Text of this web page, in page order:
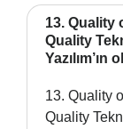
13. Quality
Quality
Yazılım’ın
13. Quality
Quality